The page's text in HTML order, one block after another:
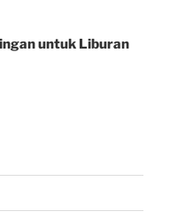
untuk Liburan